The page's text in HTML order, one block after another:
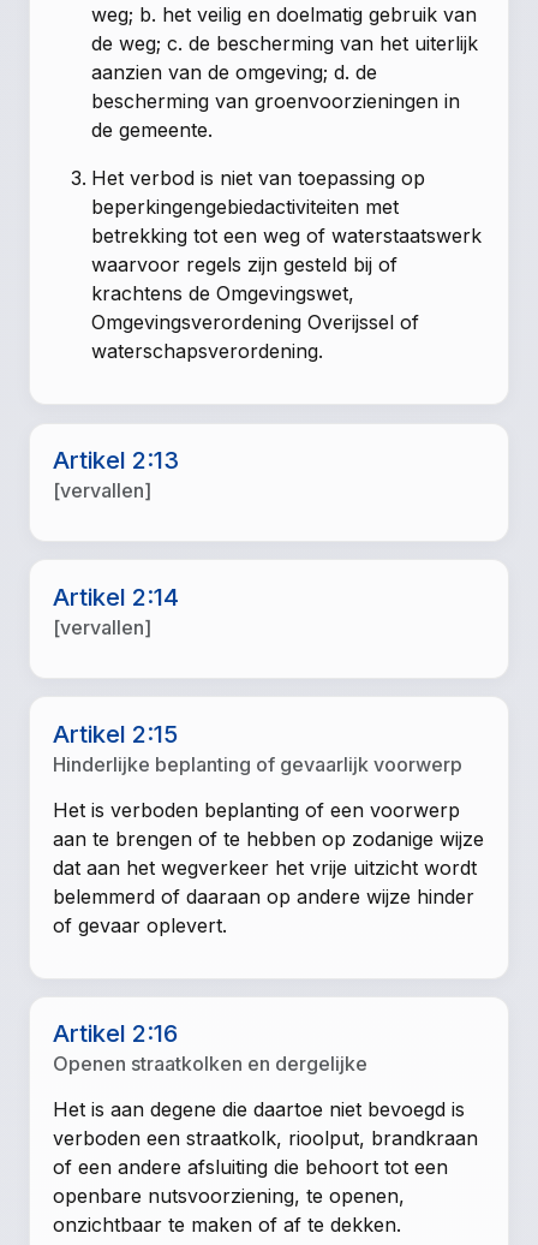
weg; b. het veilig en doelmatig gebruik van
de weg; c. de bescherming van het uiterlijk
aanzien van de omgeving; d. de
bescherming van groenvoorzieningen in
de gemeente.
Het verbod is niet van toepassing op
beperkingengebiedactiviteiten met
betrekking tot een weg of waterstaatswerk
waarvoor regels zijn gesteld bij of
krachtens de Omgevingswet,
Omgevingsverordening Overijssel of
waterschapsverordening.
Artikel 2:13
[vervallen]
Artikel 2:14
[vervallen]
Artikel 2:15
Hinderlijke beplanting of gevaarlijk voorwerp
Het is verboden beplanting of een voorwerp
aan te brengen of te hebben op zodanige wijze
dat aan het wegverkeer het vrije uitzicht wordt
belemmerd of daaraan op andere wijze hinder
of gevaar oplevert.
Artikel 2:16
Openen straatkolken en dergelijke
Het is aan degene die daartoe niet bevoegd is
verboden een straatkolk, rioolput, brandkraan
of een andere afsluiting die behoort tot een
openbare nutsvoorziening, te openen,
onzichtbaar te maken of af te dekken.